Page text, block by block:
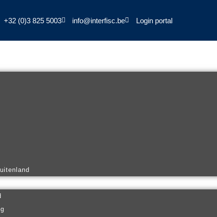
+32 (0)3 825 5003 info@interfisc.be Login portal